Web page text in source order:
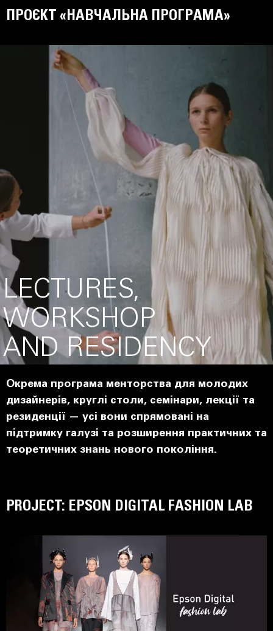
ПРОЄКТ «НАВЧАЛЬНА ПРОГРАМА»
LECTURES,
WORKSHOP
AND RESIDENCY
Окрема програма менторства для молодих
дизайнерів, круглі столи, семінари, лекції та
резиденції — усі вони спрямовані на
підтримку галузі та розширення практичних та
теоретичних знань нового покоління.
PROJECT: EPSON DIGITAL FASHION LAB